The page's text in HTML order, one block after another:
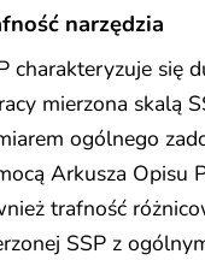
narzędzia
charakteryzuje się
mierzona skalą
ogólnego
Arkusza Opisu
trafność
SSP z